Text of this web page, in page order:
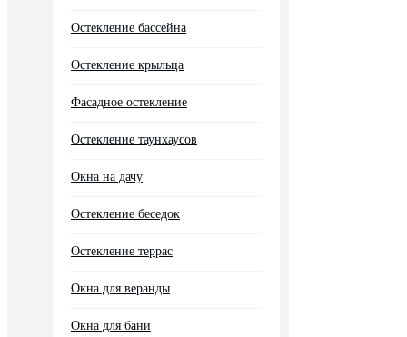
Остекление бассейна
Остекление крыльца
Фасадное остекление
Остекление таунхаусов
Окна на дачу
Остекление беседок
Остекление террас
Окна для веранды
Окна для бани